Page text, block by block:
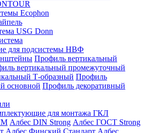
Ecophon
USG Donn
для подсистемы НВФ
Профиль вертикальный
вертикальный промежуточный
Т-образный Профиль
основной Профиль декоративный
для монтажа ГКЛ
Албес DIN Strong Албес ГОСТ Strong
Албес Финский Стандарт Албес